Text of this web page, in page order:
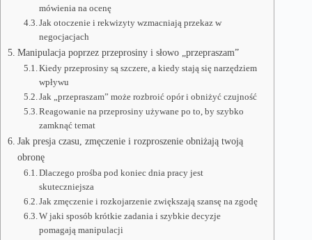
mówienia na ocenę
Jak otoczenie i rekwizyty wzmacniają przekaz w
negocjacjach
Manipulacja poprzez przeprosiny i słowo „przepraszam”
Kiedy przeprosiny są szczere, a kiedy stają się narzędziem
wpływu
Jak „przepraszam” może rozbroić opór i obniżyć czujność
Reagowanie na przeprosiny używane po to, by szybko
zamknąć temat
Jak presja czasu, zmęczenie i rozproszenie obniżają twoją
obronę
Dlaczego prośba pod koniec dnia pracy jest
skuteczniejsza
Jak zmęczenie i rozkojarzenie zwiększają szansę na zgodę
W jaki sposób krótkie zadania i szybkie decyzje
pomagają manipulacji